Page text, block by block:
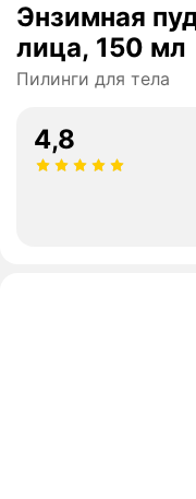
Энзимная
лица, 150 мл
Пилинги для тела
4,8